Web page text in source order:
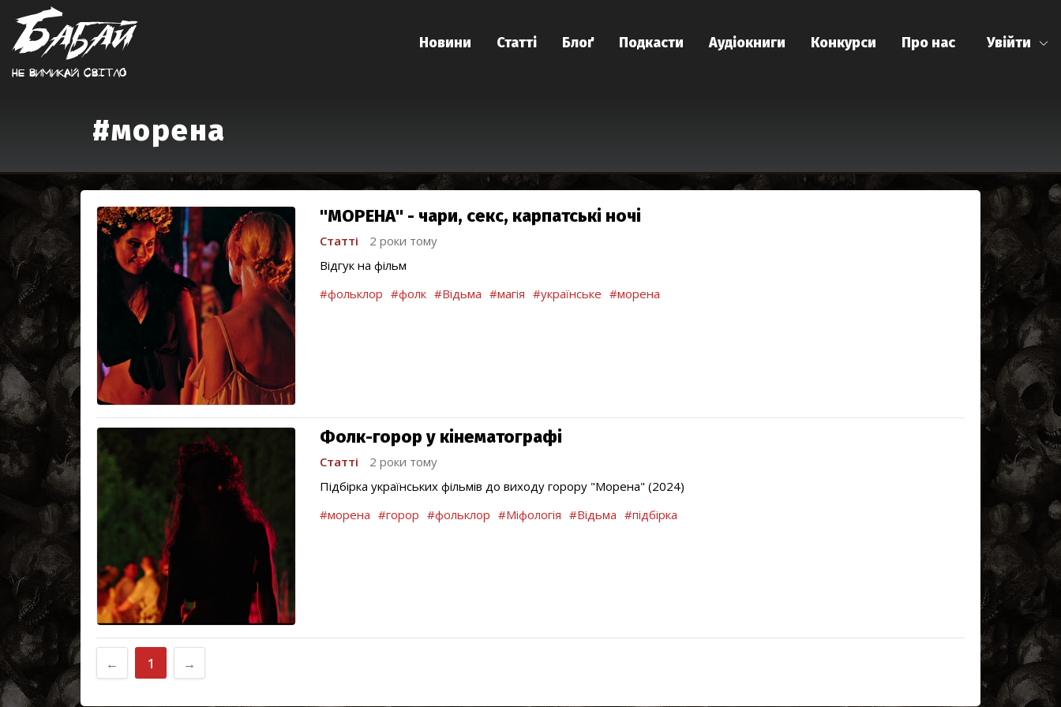
Не вимикай свiтло
Увійти
Новини Статті Блоґ Подкасти Аудіокниги Конкурси Про нас
#морена
"МОРЕНА" - чари, секс, карпатські ночі
Статті
2 роки тому
Відгук на фільм
#фольклор #фолк #Відьма #магія #українське #морена
Фолк-горор у кінематографі
Статті
2 роки тому
Підбірка українських фільмів до виходу горору "Морена" (2024)
#морена #горор #фольклор #Міфологія #Відьма #підбірка
← 1 →